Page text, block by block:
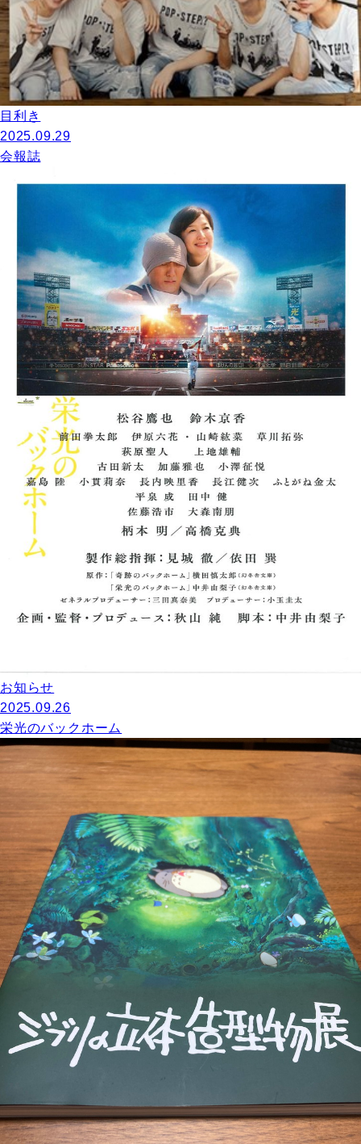
目利き
2025.09.29
会報誌
お知らせ
2025.09.26
栄光のバックホーム